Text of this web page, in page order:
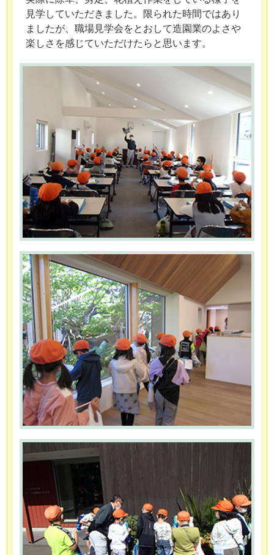
見学していただきました。限られた時間ではあり
ましたが、職場見学会をとおして造園業のよさや
楽しさを感じていただけたらと思います。